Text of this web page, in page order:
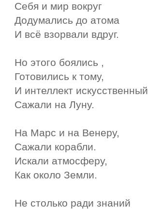
Себя и мир вокруг
Додумались до атома
И всё взорвали вдруг.
Но этого боялись ,
Готовились к тому,
И интеллект искусственный
Сажали на Луну.
На Марс и на Венеру,
Сажали корабли.
Искали атмосферу,
Как около Земли.
Не столько ради знаний